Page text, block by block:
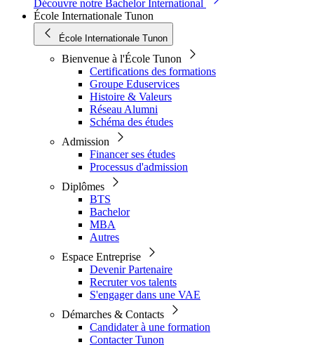
Découvre notre Bachelor International
École Internationale Tunon
École Internationale Tunon
Bienvenue à l'École Tunon
Certifications des formations
Groupe Eduservices
Histoire & Valeurs
Réseau Alumni
Schéma des études
Admission
Financer ses études
Processus d'admission
Diplômes
BTS
Bachelor
MBA
Autres
Espace Entreprise
Devenir Partenaire
Recruter vos talents
S'engager dans une VAE
Démarches & Contacts
Candidater à une formation
Contacter Tunon